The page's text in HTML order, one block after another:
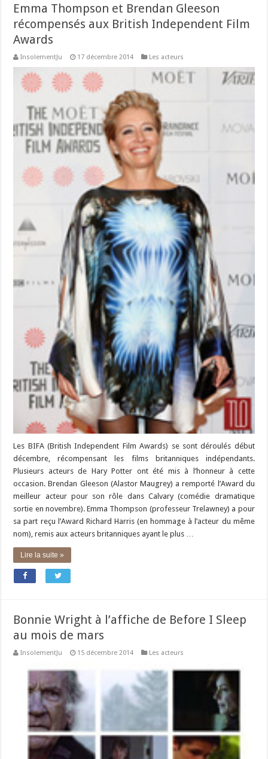
Emma Thompson et Brendan Gleeson
récompensés aux British Independent Film
Awards
InsolementJu 17 décembre 2014 Les acteurs
Les BIFA (British Independent Film Awards) se sont déroulés début
décembre, récompensant les films britanniques indépendants.
Plusieurs acteurs de Hary Potter ont été mis à l’honneur à cette
occasion. Brendan Gleeson (Alastor Maugrey) a remporté l’Award du
meilleur acteur pour son rôle dans Calvary (comédie dramatique
sortie en novembre). Emma Thompson (professeur Trelawney) a pour
sa part reçu l’Award Richard Harris (en hommage à l’acteur du même
nom), remis aux acteurs britanniques ayant le plus …
Lire la suite »
Bonnie Wright à l’affiche de Before I Sleep
au mois de mars
InsolementJu 15 décembre 2014 Les acteurs